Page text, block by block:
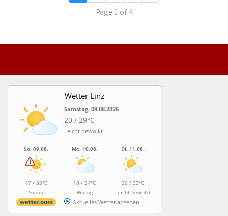
Page 1 of 4
Wetter Linz
Samstag, 08.08.2026
20 / 29°C
Leicht bewölkt
So, 09.08.
17 / 33°C
Sonnig
Mo, 10.08.
18 / 34°C
Wolkig
Di, 11.08.
20 / 33°C
Leicht bewölkt
Aktuelles Wetter ansehen